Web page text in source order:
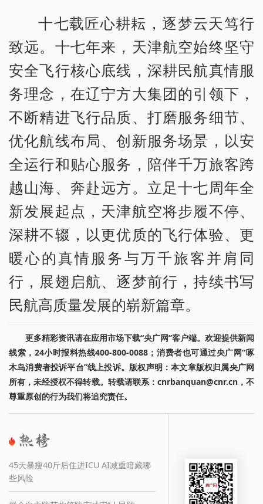
十七载匠心耕耘，逐梦云天笃行
致远。十七年来，天津航空始终坚守
安全飞行核心底线，深耕民航真情服
务理念，在辽宁方大集团的引领下，
不断精进飞行品质、打磨服务细节、
优化航线布局、创新服务场景，以安
全运行和贴心服务，陪伴千万旅客跨
越山海、奔赴远方。立足十七周年全
新发展起点，天津航空将步履不停、
深耕不辍，以更优质的飞行体验、更
暖心的真情服务与万千旅客并肩同
行，展翅启航、逐梦前行，持续书写
民航高质量发展的崭新篇章。
更多精彩资讯请在应用市场下载“央广网”客户端。欢迎提供新闻
线索，24小时报料热线400-800-0088；消费者也可通过央广网“啄
木鸟消费者投诉平台”线上投诉。版权声明：本文章版权归属央广网
所有，未经授权不得转载。转载请联系：cnrbanquan@cnr.cn，不
尊重原创的行为我们将追究责任。
45天暴瘦40斤后住进ICU AI减重暗藏哪
些风险